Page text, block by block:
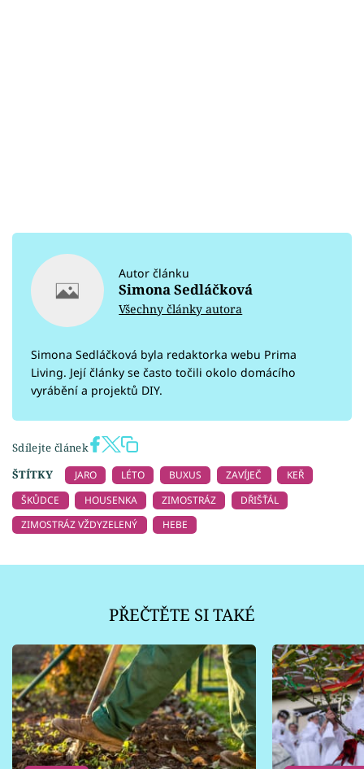
Autor článku
Simona Sedláčková
Všechny články autora
Simona Sedláčková byla redaktorka webu Prima
Living. Její články se často točili okolo domácího
vyrábění a projektů DIY.
Sdílejte článek
ŠTÍTKY
JARO LÉTO BUXUS ZAVÍJEČ
KEŘ
ŠKŮDCE
HOUSENKA ZIMOSTRÁZ
DŘIŠŤÁL
ZIMOSTRÁZ VŽDYZELENÝ
HEBE
PŘEČTĚTE SI TAKÉ